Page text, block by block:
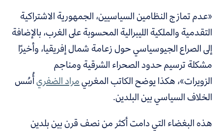
«عدم تمازج النظامين السياسيين، الجمهورية الاشتراكية
التقدمية والملكية الليبرالية المحسوبة على الغرب، بالإضافة
إلى الصراع الجيوسياسي حول زعامة شمال إفريقيا، وأخيرًا
مشكلة ترسيم حدود الصحراء الشرقية ومناجم
الزويرات»،هكذا يوضح الكاتب المغربيمراد الضفريأُسُس
الخلاف السياسي بين البلدين.
هذه البغضاء التي دامت أكثر من نصف قرن بين بلدين